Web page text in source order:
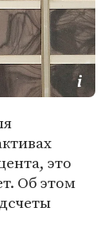
это
Об этом